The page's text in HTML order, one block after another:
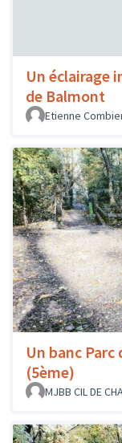
Un éclairage
de Balmont
Etienne
Un banc Parc
(5ème)
MJBB CIL DE